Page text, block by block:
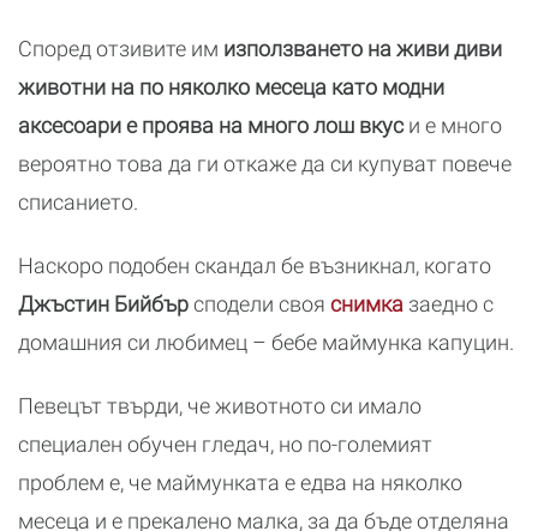
Според отзивите им използването на живи диви
животни на по няколко месеца като модни
аксесоари е проява на много лош вкуси е много
вероятно това да ги откаже да си купуват повече
списанието.
Наскоро подобен скандал бе възникнал, когато
Джъстин Бийбърсподели своя снимка заедно с
домашния си любимец – бебе маймунка капуцин.
Певецът твърди, че животното си имало
специален обучен гледач, но по-големият
проблем е, че маймунката е едва на няколко
месеца и е прекалено малка, за да бъде отделяна